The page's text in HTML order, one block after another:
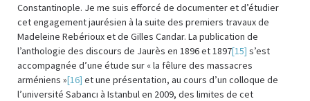
Constantinople. Je me suis efforcé de documenter et d’étudier
cet engagement jaurésien à la suite des premiers travaux de
Madeleine Rebérioux et de Gilles Candar. La publication de
l’anthologie des discours de Jaurès en 1896 et 1897[15] s’est
accompagnée d’une étude sur « la fêlure des massacres
arméniens »[16] et une présentation, au cours d’un colloque de
l’université Sabancı à Istanbul en 2009, des limites de cet